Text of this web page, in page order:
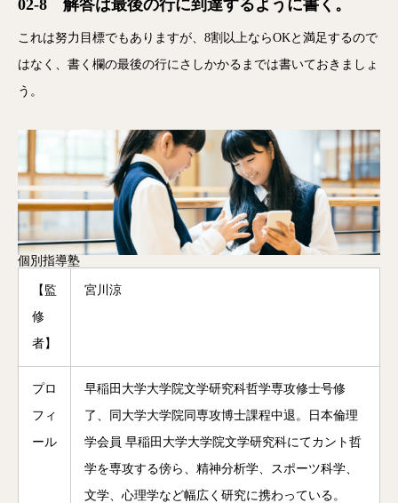
02-8 解答は最後の行に到達するように書く。
これは努力目標でもありますが、8割以上ならOKと満足するので
はなく、書く欄の最後の行にさしかかるまでは書いておきましょ
う。
個別指導塾
【監
修
者】
宮川涼
プロ
フィ
ール
早稲田大学大学院文学研究科哲学専攻修士号修
了、同大学大学院同専攻博士課程中退。日本倫理
学会員 早稲田大学大学院文学研究科にてカント哲
学を専攻する傍ら、精神分析学、スポーツ科学、
文学、心理学など幅広く研究に携わっている。